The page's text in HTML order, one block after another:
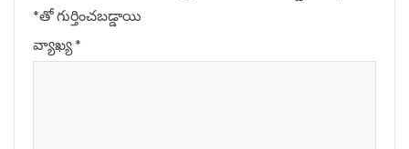
*‌తో గుర్తించబడ్డాయి
వ్యాఖ్య*